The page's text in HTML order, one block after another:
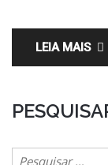
LEIA MAIS